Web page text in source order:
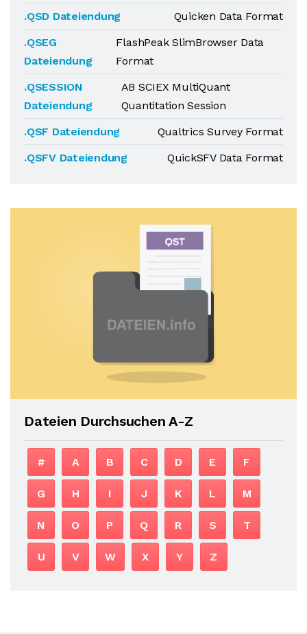
.QSD Dateiendung
Quicken Data Format
.QSEG
Dateiendung
FlashPeak SlimBrowser Data
Format
.QSESSION
Dateiendung
AB SCIEX MultiQuant
Quantitation Session
.QSF Dateiendung
Qualtrics Survey Format
.QSFV Dateiendung
QuickSFV Data Format
Dateien Durchsuchen A-Z
# A B C D E F
G H I J K L M
N O P Q R S T
U V W X Y Z